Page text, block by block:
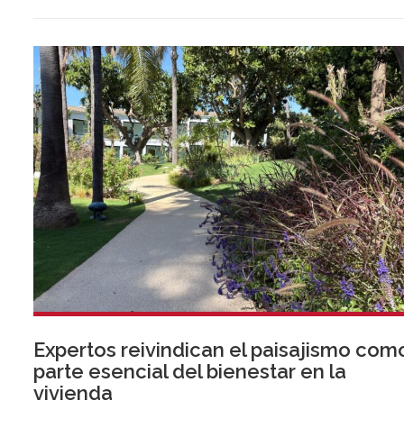
exclusiva agenda social.
Expertos reivindican el paisajismo
parte esencial del bienestar en la
vivienda